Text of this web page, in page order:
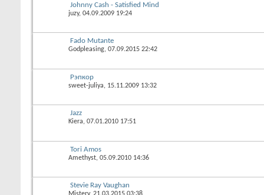
Johnny Cash - Satisfied Mind
juzy, 04.09.2009 19:24
Fado Mutante
Godpleasing, 07.09.2015 22:42
Рэпкор
sweet-juliya, 15.11.2009 13:32
Jazz
Kiera, 07.01.2010 17:51
Tori Amos
Amethyst, 05.09.2010 14:36
Stevie Ray Vaughan